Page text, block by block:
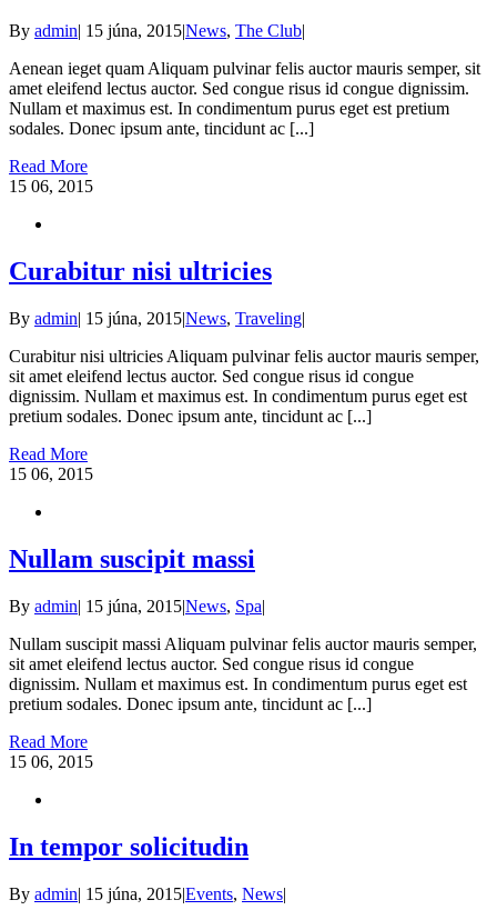
By admin| 15 júna, 2015|News, The Club|
Aenean ieget quam Aliquam pulvinar felis auctor mauris semper, sit
amet eleifend lectus auctor. Sed congue risus id congue dignissim.
Nullam et maximus est. In condimentum purus eget est pretium
sodales. Donec ipsum ante, tincidunt ac [...]
Read More
15 06, 2015
Curabitur nisi ultricies
By admin| 15 júna, 2015|News, Traveling|
Curabitur nisi ultricies Aliquam pulvinar felis auctor mauris semper,
sit amet eleifend lectus auctor. Sed congue risus id congue
dignissim. Nullam et maximus est. In condimentum purus eget est
pretium sodales. Donec ipsum ante, tincidunt ac [...]
Read More
15 06, 2015
Nullam suscipit massi
By admin| 15 júna, 2015|News, Spa|
Nullam suscipit massi Aliquam pulvinar felis auctor mauris semper,
sit amet eleifend lectus auctor. Sed congue risus id congue
dignissim. Nullam et maximus est. In condimentum purus eget est
pretium sodales. Donec ipsum ante, tincidunt ac [...]
Read More
15 06, 2015
In tempor solicitudin
By admin| 15 júna, 2015|Events, News|